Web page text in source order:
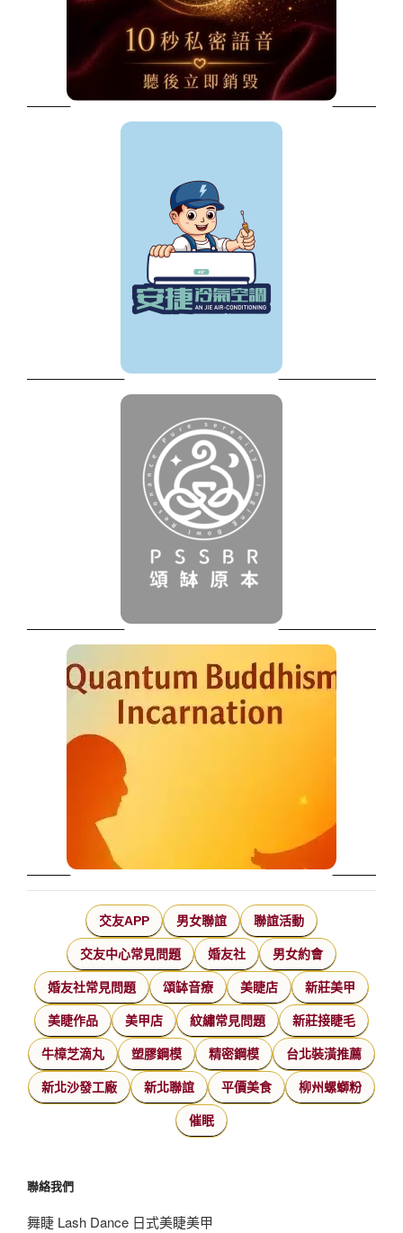
交友APP 男女聯誼 聯誼活動
交友中心常見問題 婚友社 男女約會
婚友社常見問題 頌缽音療 美睫店 新莊美甲
美睫作品 美甲店 紋繡常見問題 新莊接睫毛
牛樟芝滴丸 塑膠鋼模 精密鋼模 台北裝潢推薦
新北沙發工廠 新北聯誼 平價美食 柳州螺螄粉
催眠
聯絡我們
舞睫 Lash Dance 日式美睫美甲